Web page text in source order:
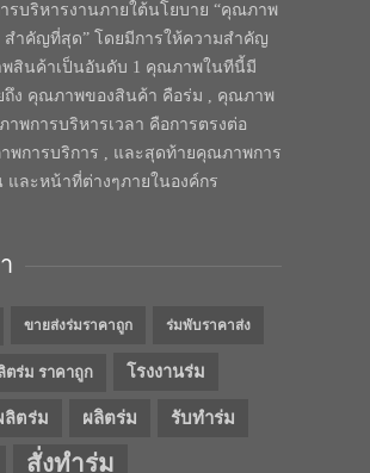
รบริหารงานภายใต้นโยบาย “คุณภาพ
สำคัญที่สุด” โดยมีการให้ความสำคัญ
สินค้าเป็นอันดับ 1 คุณภาพในทีนี้มี
ถึง คุณภาพของสินค้า คือร่ม , คุณภาพ
าพการบริหารเวลา คือการตรงต่อ
พการบริการ , และสุดท้ายคุณภาพการ
และหน้าที่ต่างๆภายในองค์กร
ขายส่งร่มราคาถูก ร่มพับราคาส่ง
ตร่ม ราคาถูก โรงงานร่ม
ลิตร่ม ผลิตร่ม รับทำร่ม
สั่งทำร่ม